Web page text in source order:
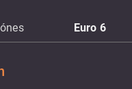
Euro 6